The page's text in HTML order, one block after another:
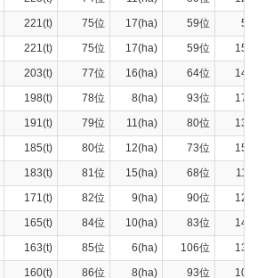
221(t) 75位 17(ha) 59位
221(t) 75位 17(ha) 59位
203(t) 77位 16(ha) 64位
198(t) 78位 8(ha) 93位
191(t) 79位 11(ha) 80位
185(t) 80位 12(ha) 73位
183(t) 81位 15(ha) 68位
171(t) 82位 9(ha) 90位
165(t) 84位 10(ha) 83位
163(t) 85位 6(ha) 106位
160(t) 86位 8(ha) 93位